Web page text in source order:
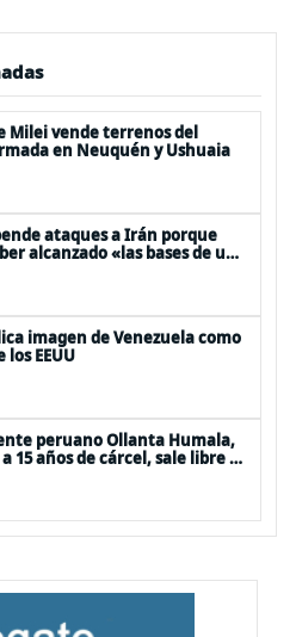
Milei vende terrenos del
en Neuquén y Ushuaia
ataques a Irán porque
alcanzado «las bases de un
imagen de Venezuela como
los EEUU
peruano Ollanta Humala,
15 años de cárcel, sale libre al